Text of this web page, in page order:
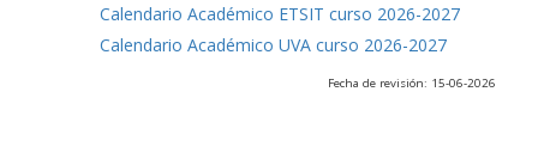
Calendario Académico ETSIT curso 2026-2027
Calendario Académico UVA curso 2026-2027
Fecha de revisión: 15-06-2026